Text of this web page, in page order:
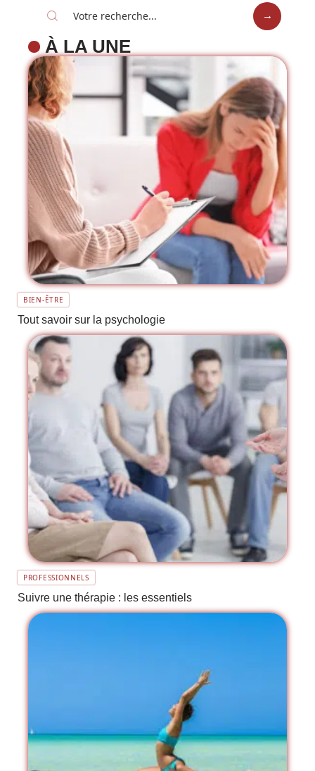
À LA UNE
BIEN-ÊTRE
Tout savoir sur la psychologie
PROFESSIONNELS
Suivre une thérapie : les essentiels